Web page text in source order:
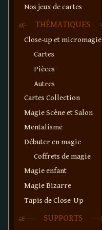
Nos jeux de cartes
THÉMATIQUES
Close-up et micromagie
Cartes
Pièces
Autres
Cartes Collection
Magie Scène et Salon
Mentalisme
Débuter en magie
Coffrets de magie
Magie enfant
Magie Bizarre
Tapis de Close-Up
SUPPORTS